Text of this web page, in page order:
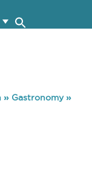
» Gastronomy»